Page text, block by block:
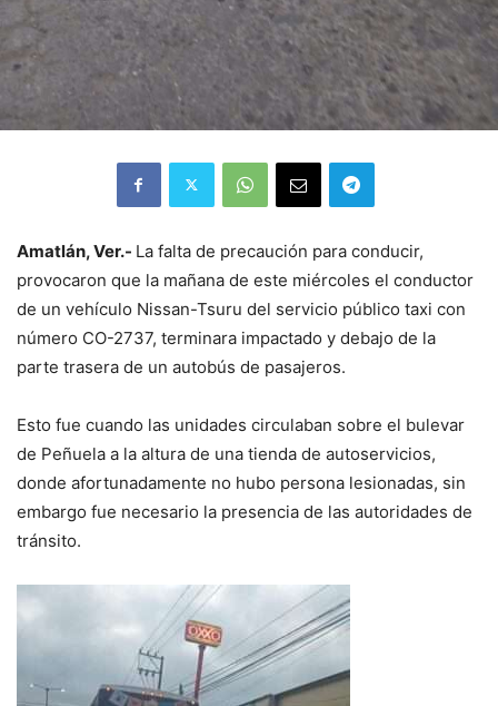
Amatlán, Ver.- La falta de precaución para conducir,
provocaron que la mañana de este miércoles el conductor
de un vehículo Nissan-Tsuru del servicio público taxi con
número CO-2737, terminara impactado y debajo de la
parte trasera de un autobús de pasajeros.
Esto fue cuando las unidades circulaban sobre el bulevar
de Peñuela a la altura de una tienda de autoservicios,
donde afortunadamente no hubo persona lesionadas, sin
embargo fue necesario la presencia de las autoridades de
tránsito.